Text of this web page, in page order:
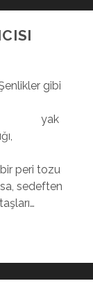
tozu
sedeften